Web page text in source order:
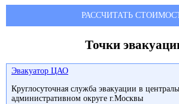
РАССЧИТАТЬ
Точки
Эвакуатор ЦАО
Круглосуточная служба эвакуации в
административном округе г.Москвы